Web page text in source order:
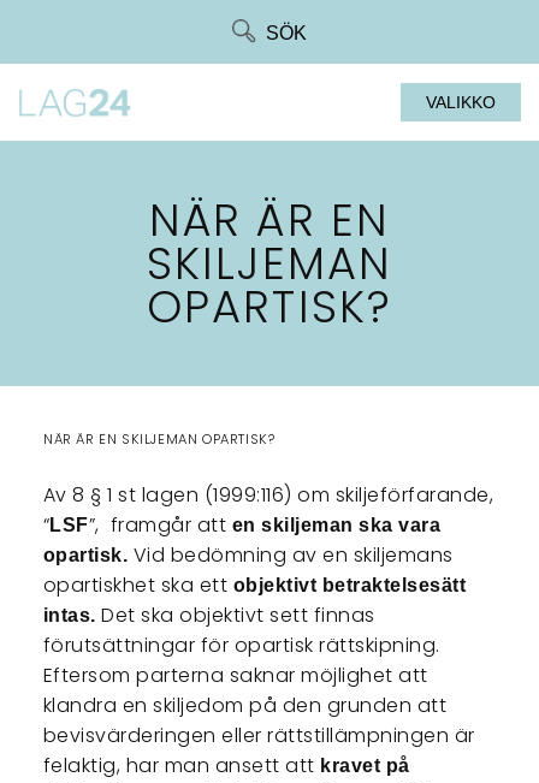
SÖK
VALIKKO
NÄR ÄR EN
SKILJEMAN
OPARTISK?
NÄR ÄR EN SKILJEMAN OPARTISK?
Av 8 § 1 st lagen (1999:116) om skiljeförfarande,
“LSF”, framgår att en skiljeman ska vara
opartisk. Vid bedömning av en skiljemans
opartiskhet ska ett objektivt betraktelsesätt
intas. Det ska objektivt sett finnas
förutsättningar för opartisk rättskipning.
Eftersom parterna saknar möjlighet att
klandra en skiljedom på den grunden att
bevisvärderingen eller rättstillämpningen är
felaktig, har man ansett att kravet på